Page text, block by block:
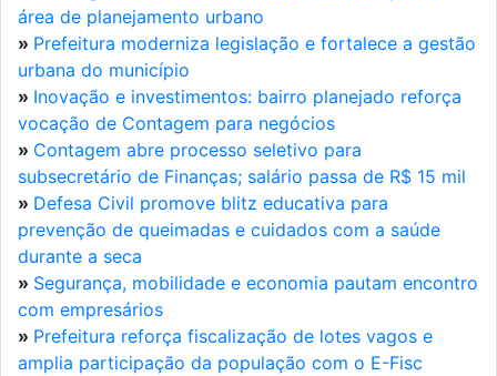
área de planejamento urbano
» Prefeitura moderniza legislação e fortalece a gestão
urbana do município
» Inovação e investimentos: bairro planejado reforça
vocação de Contagem para negócios
» Contagem abre processo seletivo para
subsecretário de Finanças; salário passa de R$ 15 mil
» Defesa Civil promove blitz educativa para
prevenção de queimadas e cuidados com a saúde
durante a seca
» Segurança, mobilidade e economia pautam encontro
com empresários
» Prefeitura reforça fiscalização de lotes vagos e
amplia participação da população com o E-Fisc